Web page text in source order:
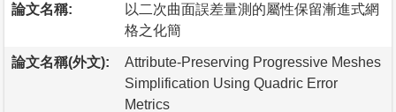
論文名稱:
以二次曲面誤差量測的屬性保留漸進式網
格之化簡
論文名稱(外文):
Attribute-Preserving Progressive Meshes
Simplification Using Quadric Error
Metrics